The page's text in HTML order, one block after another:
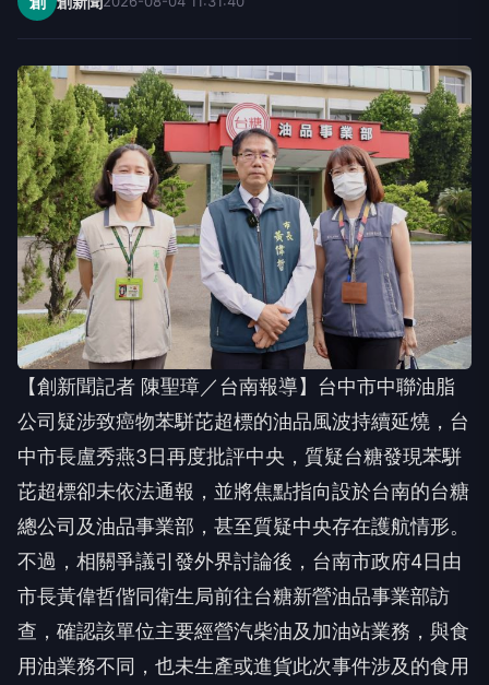
【創新聞記者 陳聖璋／台南報導】台中市中聯油脂
公司疑涉致癌物苯駢芘超標的油品風波持續延燒，台
中市長盧秀燕3日再度批評中央，質疑台糖發現苯駢
芘超標卻未依法通報，並將焦點指向設於台南的台糖
總公司及油品事業部，甚至質疑中央存在護航情形。
不過，相關爭議引發外界討論後，台南市政府4日由
市長黃偉哲偕同衛生局前往台糖新營油品事業部訪
查，確認該單位主要經營汽柴油及加油站業務，與食
用油業務不同，也未生產或進貨此次事件涉及的食用